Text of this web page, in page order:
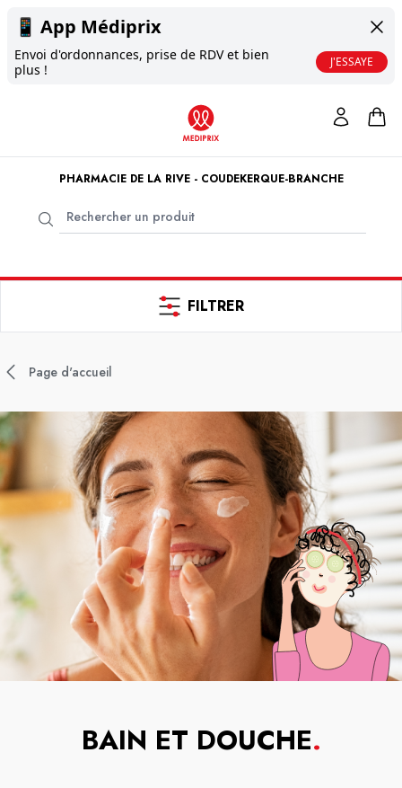
📱 App Médiprix
Envoi d'ordonnances, prise de RDV et bien
plus !
J'ESSAYE
PHARMACIE DE LA RIVE - COUDEKERQUE-BRANCHE
FILTRER
Page d'accueil
BAIN ET DOUCHE.